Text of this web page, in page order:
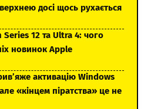
досі щось рухається
12 та Ultra 4: чого
новинок Apple
активацію Windows
«кінцем піратства» це не